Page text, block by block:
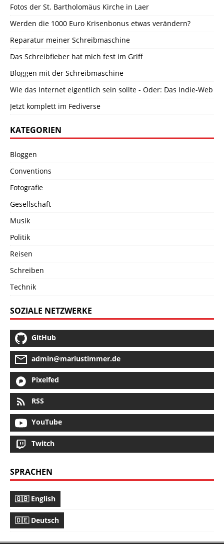
Fotos der St. Bartholomäus Kirche in Laer
Werden die 1000 Euro Krisenbonus etwas verändern?
Reparatur meiner Schreibmaschine
Das Schreibfieber hat mich fest im Griff
Bloggen mit der Schreibmaschine
Wie das Internet eigentlich sein sollte - Oder: Das Indie-Web
Jetzt komplett im Fediverse
KATEGORIEN
Bloggen
Conventions
Fotografie
Gesellschaft
Musik
Politik
Reisen
Schreiben
Technik
SOZIALE NETZWERKE
GitHub
admin@mariustimmer.de
Pixelfed
RSS
YouTube
Twitch
SPRACHEN
🇬🇧 English
🇩🇪 Deutsch